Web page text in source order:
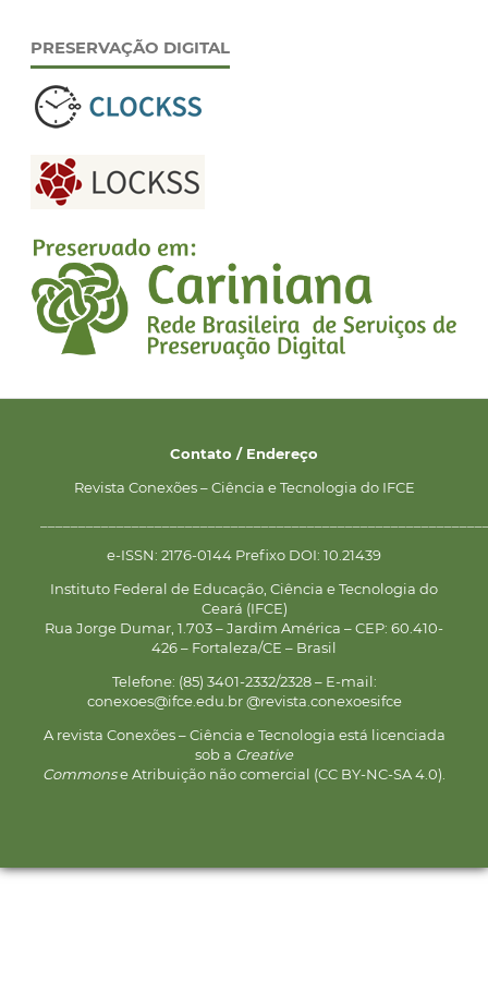
PRESERVAÇÃO DIGITAL
Contato / Endereço
Revista Conexões – Ciência e Tecnologia do IFCE
e-ISSN: 2176-0144 Prefixo DOI: 10.21439
Instituto Federal de Educação, Ciência e Tecnologia do
Ceará (IFCE)
Rua Jorge Dumar, 1.703 – Jardim América – CEP: 60.410-
426 – Fortaleza/CE – Brasil
Telefone: (85) 3401-2332/2328 – E-mail:
conexoes@ifce.edu.br @revista.conexoesifce
A revista Conexões – Ciência e Tecnologia está licenciada
sob a Creative
Commonse Atribuição não comercial (CC BY-NC-SA 4.0).